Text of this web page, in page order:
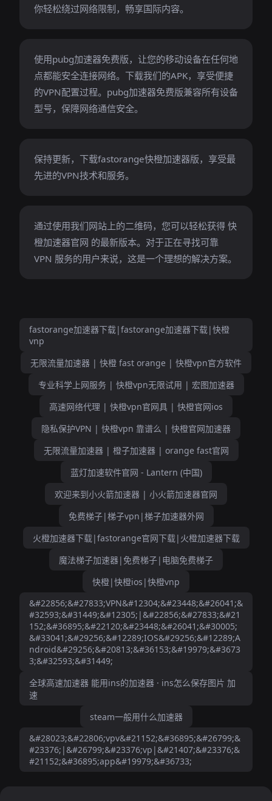
你轻松绕过网络限制，畅享国际内容。
使用pubg加速器免费版，让您的移动设备在任何地
点都能安全连接网络。下载我们的APK，享受便捷
的VPN配置过程。pubg加速器免费版兼容所有设备
型号，保障网络通信安全。
保持更新，下载fastorange快橙加速器版，享受最
先进的VPN技术和服务。
通过使用我们网站上的二维码，您可以轻松获得 快
橙加速器官网 的最新版本。对于正在寻找可靠
VPN 服务的用户来说，这是一个理想的解决方案。
fastorange加速器下载|fastorange加速器下载|快橙
vnp
无限流量加速器 | 快橙 fast orange | 快橙vpn官方软件
专业科学上网服务 | 快橙vpn无限试用 | 宏图加速器
高速网络代理 | 快橙vpn官网具 | 快橙官网ios
隐私保护VPN | 快橙vpn 靠谱么 | 快橙官网加速器
无限流量加速器 | 橙子加速器 | orange fast官网
蓝灯加速软件官网 - Lantern (中国)
欢迎来到小火箭加速器 | 小火箭加速器官网
免费梯子|梯子vpn|梯子加速器外网
火橙加速器下载|fastorange官网下载|火橙加速器下载
魔法梯子加速器|免费梯子|电脑免费梯子
快橙|快橙ios|快橙vnp
&#22856;&#27833;VPN&#12304;&#23448;&#26041;&
#32593;&#31449;&#12305;|&#22856;&#27833;&#21
152;&#36895;&#22120;&#23448;&#26041;&#30005;
&#33041;&#29256;&#12289;IOS&#29256;&#12289;A
ndroid&#29256;&#20813;&#36153;&#19979;&#3673
3;&#32593;&#31449;
全球高速加速器 能用ins的加速器 · ins怎么保存图片 加
速
steam一般用什么加速器
&#28023;&#22806;vpv&#21152;&#36895;&#26799;&
#23376;|&#26799;&#23376;vp|&#21407;&#23376;&
#21152;&#36895;app&#19979;&#36733;